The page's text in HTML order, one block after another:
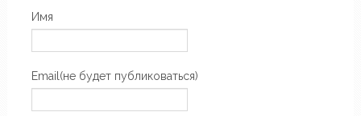
Имя
Email(не будет публиковаться)